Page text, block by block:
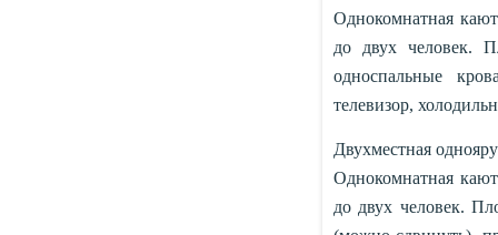
Однокомнатная
до двух человек.
односпальные
телевизор,
Двухместная
Однокомнатная
до двух человек.